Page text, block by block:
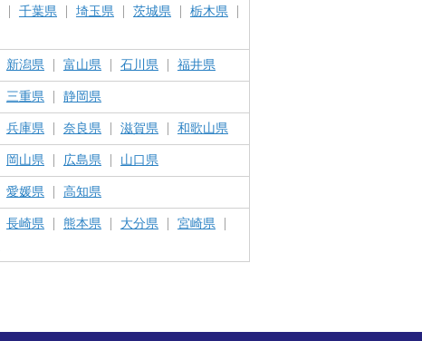
千葉県 埼玉県 茨城県
栃木県
新潟県 富山県 石川県 福井県
三重県 静岡県
兵庫県 奈良県 滋賀県 和歌山県
岡山県 広島県 山口県
愛媛県 高知県
長崎県 熊本県 大分県
宮崎県